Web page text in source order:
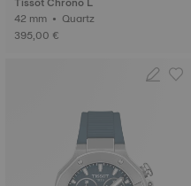
42 mm • Quartz
395,00 €